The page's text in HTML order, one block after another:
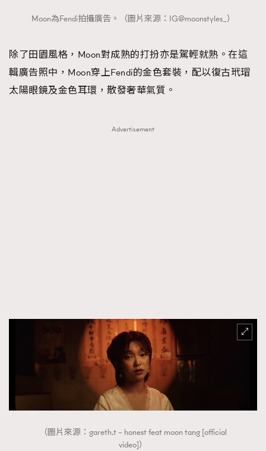
Moon為Fendi拍攝廣告。（圖片來源：IG@moonstyles_）
除了田園風格，Moon對成熟的打扮亦是駕輕就熟。在這
輯廣告照中，Moon穿上Fendi的金色套裝，配以復古玳瑁
太陽眼鏡及金色耳環，散發奢華氣質。
Advertisement
（圖片來源：gareth.t – honest feat moon tang [official
video]）